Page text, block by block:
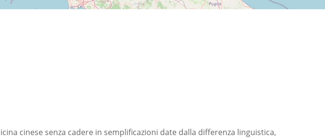
cinese senza cadere in semplificazioni date dalla differenza linguistica,